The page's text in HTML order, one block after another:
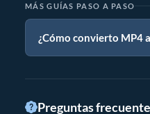
MÁS GUÍAS PASO A PASO
¿Cómo convierto MP4
Preguntas